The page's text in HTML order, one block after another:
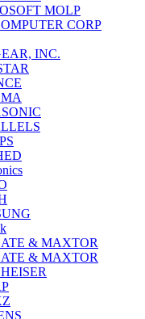
MOLP
CORP
INC.
& MAXTOR
& MAXTOR